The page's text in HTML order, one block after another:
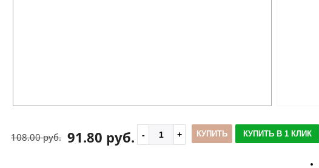
91.80 руб.
108.00 руб. КУПИТЬ КУПИТЬ В 1 КЛИК